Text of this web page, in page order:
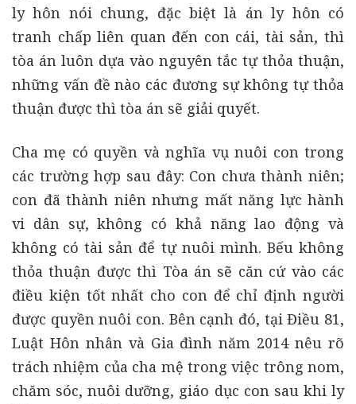
ly hôn nói chung, đặc biệt là án ly hôn có
tranh chấp liên quan đến con cái, tài sản, thì
tòa án luôn dựa vào nguyên tắc tự thỏa thuận,
những vấn đề nào các đương sự không tự thỏa
thuận được thì tòa án sẽ giải quyết.
Cha mẹ có quyền và nghĩa vụ nuôi con trong
các trường hợp sau đây: Con chưa thành niên;
con đã thành niên nhưng mất năng lực hành
vi dân sự, không có khả năng lao động và
không có tài sản để tự nuôi mình. Bếu không
thỏa thuận được thì Tòa án sẽ căn cứ vào các
điều kiện tốt nhất cho con để chỉ định người
được quyền nuôi con. Bên cạnh đó, tại Điều 81,
Luật Hôn nhân và Gia đình năm 2014 nêu rõ
trách nhiệm của cha mệ trong việc trông nom,
chăm sóc, nuôi dưỡng, giáo dục con sau khi ly